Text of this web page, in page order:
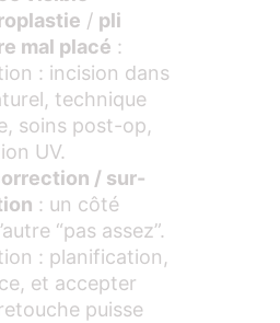
/ pli
mal placé :
: incision dans
technique
soins post-op,
UV.
/ sur-
: un côté
“pas assez”.
: planification,
et accepter
puisse